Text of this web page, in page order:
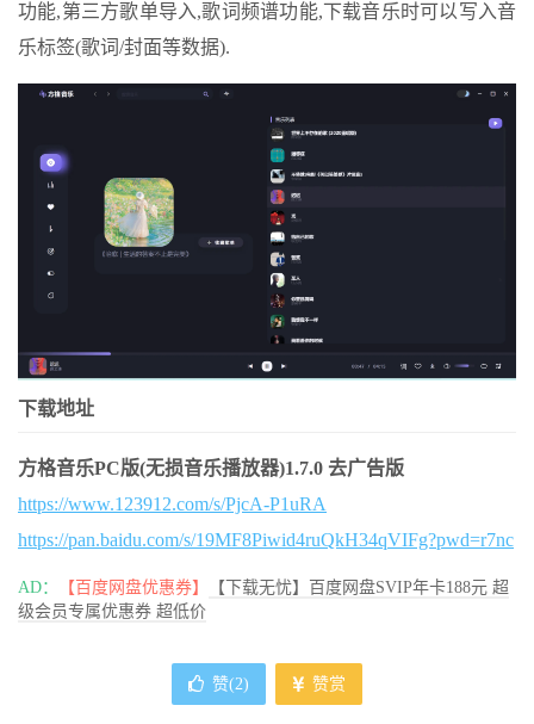
功能,第三方歌单导入,歌词频谱功能,下载音乐时可以写入音
乐标签(歌词/封面等数据).
下载地址
方格音乐PC版(无损音乐播放器)1.7.0 去广告版
https://www.123912.com/s/PjcA-P1uRA
https://pan.baidu.com/s/19MF8Piwid4ruQkH34qVIFg?pwd=r7nc
AD： 【百度网盘优惠券】
【下载无忧】百度网盘SVIP年卡188元 超
级会员专属优惠券 超低价
赞(2) 赞赏